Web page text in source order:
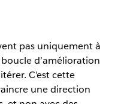
pas uniquement à
d’amélioration
C’est cette
une direction